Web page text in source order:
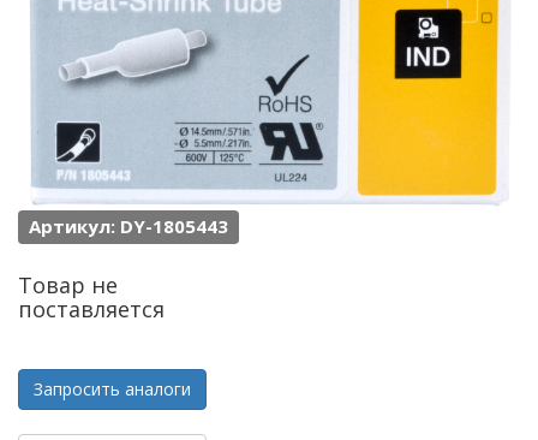
Артикул: DY-1805443
Товар не
поставляется
Запросить аналоги